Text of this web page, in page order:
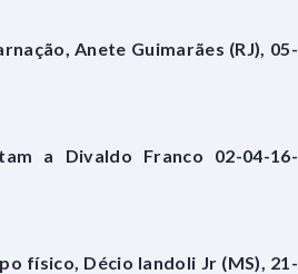
Anete Guimarães (RJ), 05-
a Divaldo Franco 02-04-16-
físico, Décio Iandoli Jr (MS), 21-